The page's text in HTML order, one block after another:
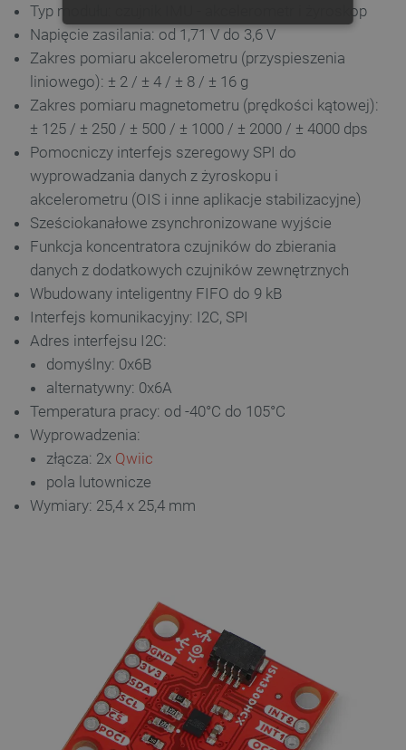
Typ modułu: czujnik IMU - akcelerometr i żyroskop
Napięcie zasilania: od 1,71 V do 3,6 V
Zakres pomiaru akcelerometru (przyspieszenia
liniowego): ± 2 / ± 4 / ± 8 / ± 16 g
Zakres pomiaru magnetometru (prędkości kątowej):
± 125 / ± 250 / ± 500 / ± 1000 / ± 2000 / ± 4000 dps
Pomocniczy interfejs szeregowy SPI do
wyprowadzania danych z żyroskopu i
akcelerometru (OIS i inne aplikacje stabilizacyjne)
Sześciokanałowe zsynchronizowane wyjście
Funkcja koncentratora czujników do zbierania
danych z dodatkowych czujników zewnętrznych
Wbudowany inteligentny FIFO do 9 kB
Interfejs komunikacyjny: I2C, SPI
Adres interfejsu I2C:
domyślny: 0x6B
alternatywny: 0x6A
Temperatura pracy: od -40°C do 105°C
Wyprowadzenia:
złącza: 2x Qwiic
pola lutownicze
Wymiary: 25,4 x 25,4 mm
NIEZBĘDNE WYDAJNOŚĆ
TARGETOWANIE
FUNKCJONALNOŚĆ
Niezbędne Wydajność Targetowanie
Funkcjonalność
Niezbędne pliki cookie umożliwiają korzystanie z
podstawowych funkcji strony internetowej, takich
jak logowanie użytkownika i zarządzanie kontem.
Bez niezbędnych plików cookie nie można
prawidłowo korzystać ze strony internetowej.
PrestaShop-[abcdef0123456789]{32}
_lb
VISITOR_PRIVACY_METADATA
YouTube
.youtube.com
Polityce prywatności Google